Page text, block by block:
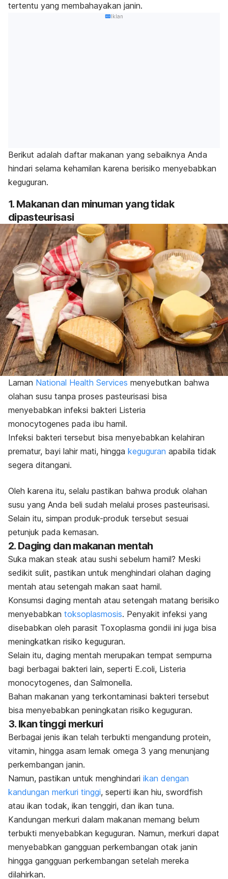
tertentu yang membahayakan janin.
Iklan
Berikut adalah daftar makanan yang sebaiknya Anda
hindari selama kehamilan karena berisiko menyebabkan
keguguran.
1. Makanan dan minuman yang tidak
dipasteurisasi
Laman National Health Services menyebutkan bahwa
olahan susu tanpa proses pasteurisasi bisa
menyebabkan infeksi bakteri Listeria
monocytogenes pada ibu hamil.
Infeksi bakteri tersebut bisa menyebabkan kelahiran
prematur, bayi lahir mati, hingga keguguran apabila tidak
segera ditangani.
Oleh karena itu, selalu pastikan bahwa produk olahan
susu yang Anda beli sudah melalui proses pasteurisasi.
Selain itu, simpan produk-produk tersebut sesuai
petunjuk pada kemasan.
2. Daging dan makanan mentah
Suka makan steak atau sushi sebelum hamil? Meski
sedikit sulit, pastikan untuk menghindari olahan daging
mentah atau setengah makan saat hamil.
Konsumsi daging mentah atau setengah matang berisiko
menyebabkan toksoplasmosis. Penyakit infeksi yang
disebabkan oleh parasit Toxoplasma gondii ini juga bisa
meningkatkan risiko keguguran.
Selain itu, daging mentah merupakan tempat sempurna
bagi berbagai bakteri lain, seperti E.coli, Listeria
monocytogenes, dan Salmonella.
Bahan makanan yang terkontaminasi bakteri tersebut
bisa menyebabkan peningkatan risiko keguguran.
3. Ikan tinggi merkuri
Berbagai jenis ikan telah terbukti mengandung protein,
vitamin, hingga asam lemak omega 3 yang menunjang
perkembangan janin.
Namun, pastikan untuk menghindari ikan dengan
kandungan merkuri tinggi, seperti ikan hiu, swordfish
atau ikan todak, ikan tenggiri, dan ikan tuna.
Kandungan merkuri dalam makanan memang belum
terbukti menyebabkan keguguran. Namun, merkuri dapat
menyebabkan gangguan perkembangan otak janin
hingga gangguan perkembangan setelah mereka
dilahirkan.